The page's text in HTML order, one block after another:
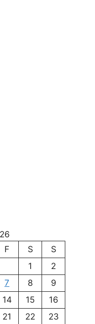
F S
S
1
2
7 8
9
14 15
16
21 22
23